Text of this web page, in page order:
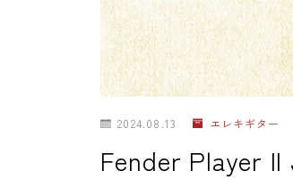
2024.08.13 エレキギター
Fender Player II